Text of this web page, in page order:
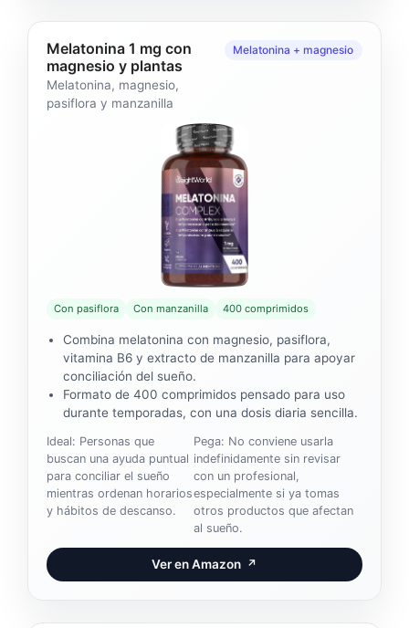
Melatonina 1 mg con
magnesio y plantas
Melatonina, magnesio,
pasiflora y manzanilla
Melatonina + magnesio
Con pasiflora Con manzanilla 400 comprimidos
Combina melatonina con magnesio, pasiflora,
vitamina B6 y extracto de manzanilla para apoyar
conciliación del sueño.
Formato de 400 comprimidos pensado para uso
durante temporadas, con una dosis diaria sencilla.
Ideal: Personas que
buscan una ayuda puntual
para conciliar el sueño
mientras ordenan horarios
y hábitos de descanso.
Pega: No conviene usarla
indefinidamente sin revisar
con un profesional,
especialmente si ya tomas
otros productos que afectan
al sueño.
Ver en Amazon ↗